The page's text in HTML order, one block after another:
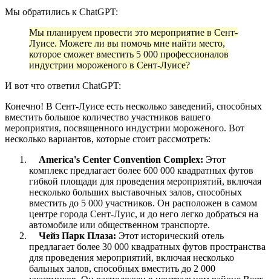
Мы обратились к ChatGPT:
Мы планируем провести это мероприятие в Сент-
Луисе. Можете ли вы помочь мне найти место,
которое сможет вместить 5 000 профессионалов
индустрии мороженого в Сент-Луисе?
И вот что ответил ChatGPT:
Конечно! В Сент-Луисе есть несколько заведений, способных
вместить большое количество участников вашего
мероприятия, посвященного индустрии мороженого. Вот
несколько вариантов, которые стоит рассмотреть:
America's Center Convention Complex: Этот
комплекс предлагает более 600 000 квадратных футов
гибкой площади для проведения мероприятий, включая
несколько больших выставочных залов, способных
вместить до 5 000 участников. Он расположен в самом
центре города Сент-Луис, и до него легко добраться на
автомобиле или общественном транспорте.
Чейз Парк Плаза: Этот исторический отель
предлагает более 30 000 квадратных футов пространства
для проведения мероприятий, включая несколько
бальных залов, способных вместить до 2 000